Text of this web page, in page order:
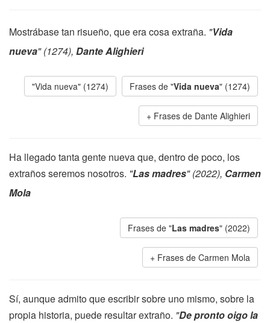
Mostrábase tan risueño, que era cosa extraña. "Vida
nueva" (1274), Dante Alighieri
"Vida nueva" (1274) Frases de "Vida nueva" (1274)
Frases de Dante Alighieri
Ha llegado tanta gente nueva que, dentro de poco, los
extraños seremos nosotros. "Las madres" (2022), Carmen
Mola
Frases de "Las madres" (2022)
Frases de Carmen Mola
Sí, aunque admito que escribir sobre uno mismo, sobre la
propia historia, puede resultar extraño. "De pronto oigo la